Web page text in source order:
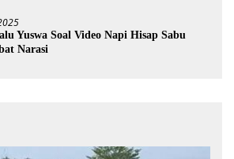
Yuswa Soal Video Napi Hisap Sabu
Narasi